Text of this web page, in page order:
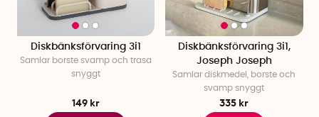
Diskbänksförvaring 3i1
Samlar borste svamp och trasa
snyggt
149 kr
Diskbänksförvaring 3i1,
Joseph Joseph
Samlar diskmedel, borste och
svamp snyggt
335 kr